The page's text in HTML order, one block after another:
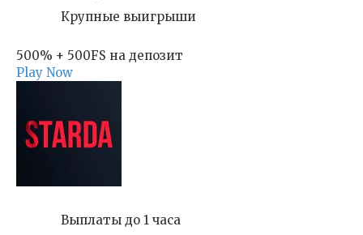
Крупные выигрыши
500% + 500FS на депозит
Play Now
Выплаты до 1 часа